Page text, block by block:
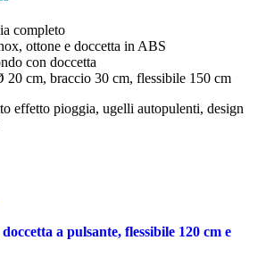
completo
ottone e doccetta in ABS
con doccetta
20 cm, braccio 30 cm, flessibile 150 cm
effetto pioggia, ugelli autopulenti, design
a pulsante, flessibile 120 cm e